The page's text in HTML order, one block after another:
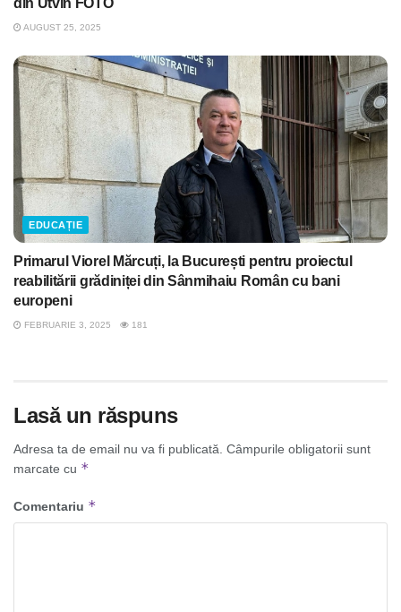
din Utvin FOTO
AUGUST 25, 2025
EDUCAȚIE
Primarul Viorel Mărcuți, la București pentru proiectul
reabilitării grădiniței din Sânmihaiu Român cu bani
europeni
FEBRUARIE 3, 2025 181
Lasă un răspuns
Adresa ta de email nu va fi publicată. Câmpurile obligatorii sunt
marcate cu *
Comentariu *